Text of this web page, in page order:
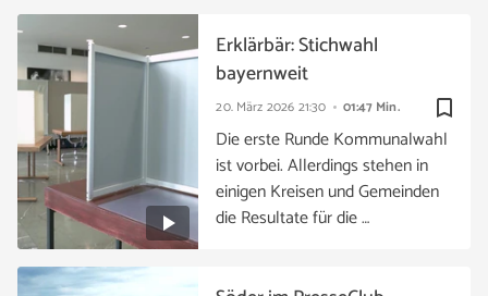
bookmark_border
20. März 2026 21:30 01:47 Min.
Erklärbär: Stichwahl
bayernweit
Die erste Runde Kommunalwahl
ist vorbei. Allerdings stehen in
einigen Kreisen und Gemeinden
die Resultate für die …